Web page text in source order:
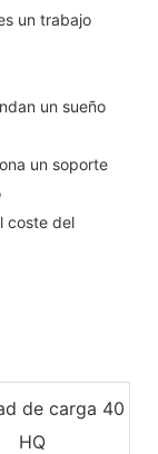
un trabajo
un sueño
un soporte
coste del
de carga 40
HQ